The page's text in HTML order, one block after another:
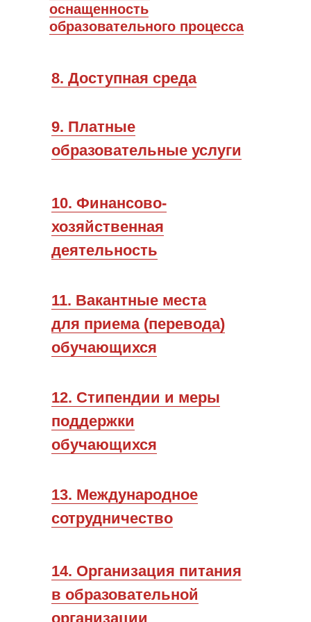
оснащенность
образовательного процесса
8. Доступная среда
9. Платные
образовательные услуги
10. Финансово-
хозяйственная
деятельность
11. Вакантные места
для приема (перевода)
обучающихся
12. Стипендии и меры
поддержки
обучающихся
13. Международное
сотрудничество
14. Организация питания
в образовательной
организации